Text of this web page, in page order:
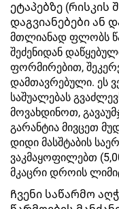
ეტაპებზე (რისკის
დაგვიანებები ან
მთლიანად ფლობს
შეძენიდან
ფორმირებით,
დამთავრებული. ეს
საშუალებას
მოვახდინოთ,
გარანტია მივცეთ
დიდი მასშტაბის
ვაკმაყოფილებთ
მკაცრი დროის
Ჩვენი საწარმო